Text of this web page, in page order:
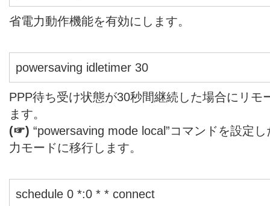
省電力動作機能を有効にします。
powersaving idletimer 30
PPP待ち受け状態が30秒間継続した場合にリモ
ます。
(☞) “powersaving mode local”コマンドを設定
力モードに移行します。
schedule 0 *:0 * * connect